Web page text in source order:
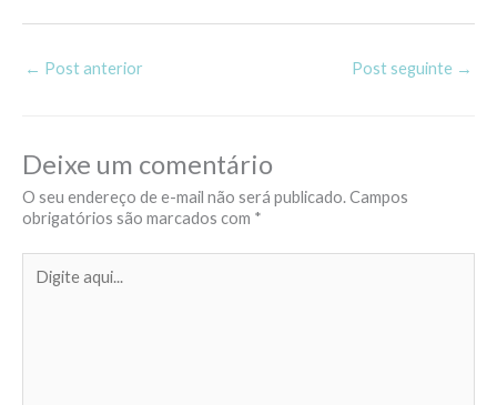
← Post anterior Post seguinte →
Deixe um comentário
O seu endereço de e-mail não será publicado.Campos
obrigatórios são marcados com *
aqui...